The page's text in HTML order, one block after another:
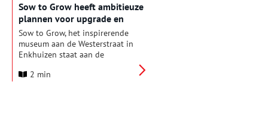
Sow to Grow heeft ambitieuze
plannen voor upgrade en
renovatie
Sow to Grow, het inspirerende
museum aan de Westerstraat in
Enkhuizen staat aan de
fase van groei en verbetering. In
2 min